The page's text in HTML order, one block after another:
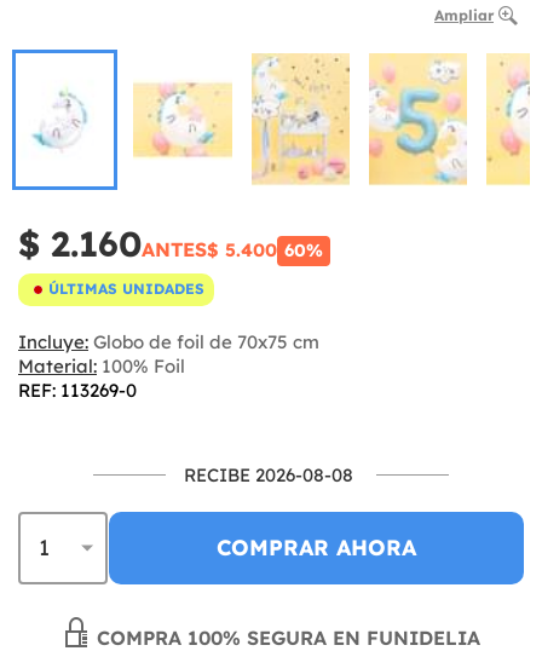
Ampliar
$ 2.160ANTES$ 5.400 60%
ÚLTIMAS UNIDADES
Incluye: Globo de foil de 70x75 cm
Material: 100% Foil
REF: 113269-0
RECIBE 2026-08-08
COMPRAR AHORA
COMPRA 100% SEGURA EN FUNIDELIA